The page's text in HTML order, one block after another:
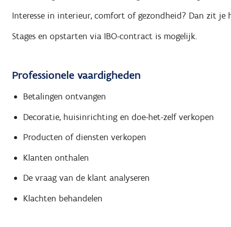
Interesse in interieur, comfort of gezondheid? Dan zit je
Stages en opstarten via IBO-contract is mogelijk.
Professionele vaardigheden
Betalingen ontvangen
Decoratie, huisinrichting en doe-het-zelf verkopen
Producten of diensten verkopen
Klanten onthalen
De vraag van de klant analyseren
Klachten behandelen